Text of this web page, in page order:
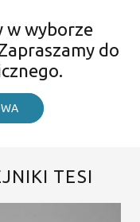
w wyborze
do
TESI